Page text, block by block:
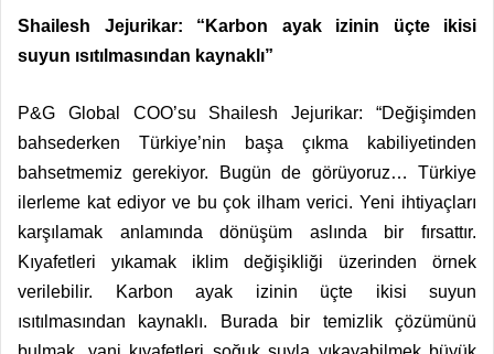
Shailesh Jejurikar: “Karbon ayak izinin üçte ikisi
suyun ısıtılmasından kaynaklı”
P&G Global COO’su Shailesh Jejurikar: “Değişimden
bahsederken Türkiye’nin başa çıkma kabiliyetinden
bahsetmemiz gerekiyor. Bugün de görüyoruz… Türkiye
ilerleme kat ediyor ve bu çok ilham verici. Yeni ihtiyaçları
karşılamak anlamında dönüşüm aslında bir fırsattır.
Kıyafetleri yıkamak iklim değişikliği üzerinden örnek
verilebilir. Karbon ayak izinin üçte ikisi suyun
ısıtılmasından kaynaklı. Burada bir temizlik çözümünü